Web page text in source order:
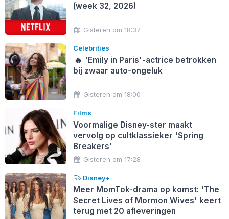
(week 32, 2026)
Gisteren om 18:37
Celebrities
🔥 'Emily in Paris'-actrice betrokken
bij zwaar auto-ongeluk
Gisteren om 18:00
Films
Voormalige Disney-ster maakt
vervolg op cultklassieker 'Spring
Breakers'
Gisteren om 17:28
Disney+
Meer MomTok-drama op komst: 'The
Secret Lives of Mormon Wives' keert
terug met 20 afleveringen